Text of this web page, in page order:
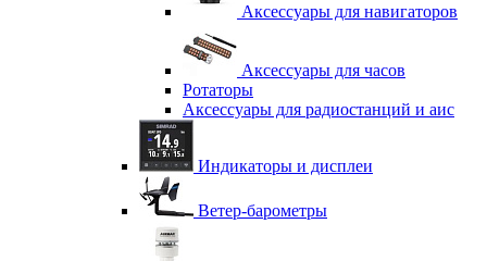
Аксессуары для навигаторов
Аксессуары для часов
Ротаторы
Аксессуары для радиостанций и аис
Индикаторы и дисплеи
Ветер-барометры